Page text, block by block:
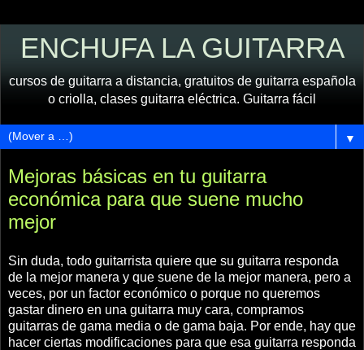
ENCHUFA LA GUITARRA
cursos de guitarra a distancia, gratuitos de guitarra española
o criolla, clases guitarra eléctrica. Guitarra fácil
▼
Mejoras básicas en tu guitarra
económica para que suene mucho
mejor
Sin duda, todo guitarrista quiere que su guitarra responda
de la mejor manera y que suene de la mejor manera, pero a
veces, por un factor económico o porque no queremos
gastar dinero en una guitarra muy cara, compramos
guitarras de gama media o de gama baja. Por ende, hay que
hacer ciertas modificaciones para que esa guitarra responda